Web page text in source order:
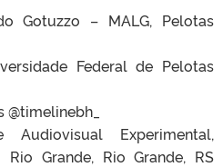
Gotuzzo – MALG, Pelotas
Federal de Pelotas
Experimental,
Grande, Rio Grande, RS